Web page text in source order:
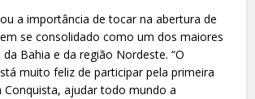
a importância de tocar na abertura de
se consolidado como um dos maiores
Bahia e da região Nordeste. “O
muito feliz de participar pela primeira
Conquista, ajudar todo mundo a